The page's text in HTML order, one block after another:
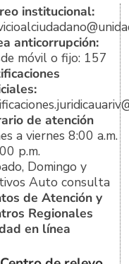
institucional:
anticorrupción:
móvil o fijo: 157
de atención
a viernes 8:00 a.m.
p.m.
Domingo y
Auto consulta
de Atención y
Regionales
en línea